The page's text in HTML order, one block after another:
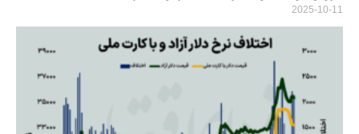
2025-10-11